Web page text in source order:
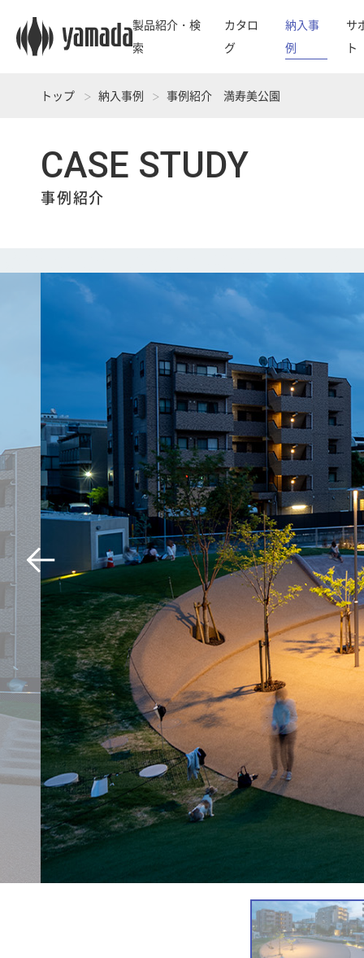
トップ 納入事例 事例紹介 満寿美公園
製品紹介・検
索
カタロ
グ
納入事
例
サ
ト
CASE STUDY
事例紹介